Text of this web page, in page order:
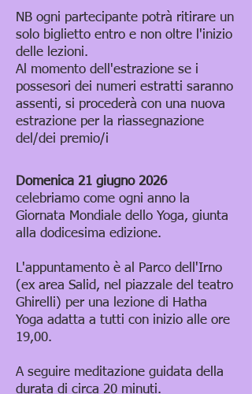
NB ogni partecipante potrà ritirare un
solo biglietto entro e non oltre l'inizio
delle lezioni.
Al momento dell'estrazione se i
possesori dei numeri estratti saranno
assenti, si procederà con una nuova
estrazione per la riassegnazione
del/dei premio/i
Domenica 21 giugno 2026
celebriamo come ogni anno la
Giornata Mondiale dello Yoga, giunta
alla dodicesima edizione.
L'appuntamento è al Parco dell'Irno
(ex area Salid, nel piazzale del teatro
Ghirelli) per una lezione di Hatha
Yoga adatta a tutti con inizio alle ore
19,00.
A seguire meditazione guidata della
durata di circa 20 minuti.